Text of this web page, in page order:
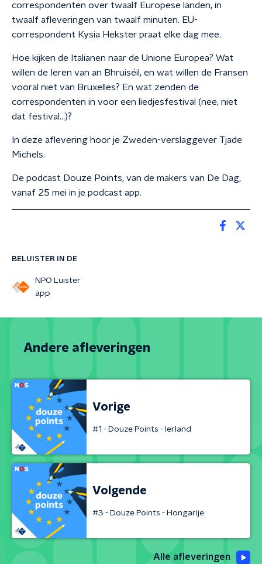
BELUISTER IN DE
NPO Luister
app
correspondenten over twaalf Europese landen, in
twaalf afleveringen van twaalf minuten. EU-
correspondent Kysia Hekster praat elke dag mee.
Hoe kijken de Italianen naar de Unione Europea? Wat
willen de Ieren van an Bhruiséil, en wat willen de Fransen
vooral niet van Bruxelles? En wat zenden de
correspondenten in voor een liedjesfestival (nee, niet
dat festival…)?
In deze aflevering hoor je Zweden-verslaggever Tjade
Michels.
De podcast Douze Points, van de makers van De Dag,
vanaf 25 mei in je podcast app.
Andere afleveringen
Vorige
#1 - Douze Points - Ierland
Volgende
#3 - Douze Points - Hongarije
Alle afleveringen